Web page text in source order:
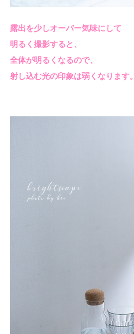
露出を少しオーバー気味にして
明るく撮影すると、
全体が明るくなるので、
射し込む光の印象は弱くなります。